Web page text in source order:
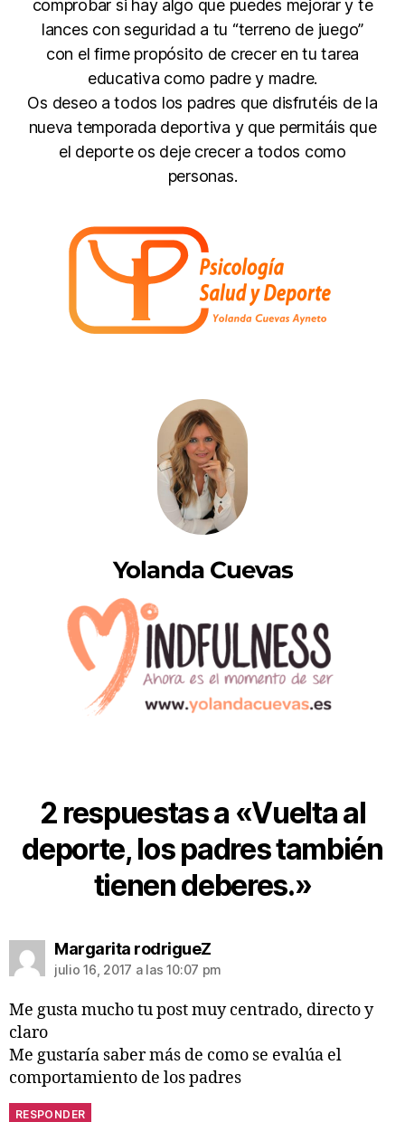
comprobar si hay algo que puedes mejorar y te
lances con seguridad a tu “terreno de juego”
con el firme propósito de crecer en tu tarea
educativa como padre y madre.
Os deseo a todos los padres que disfrutéis de la
nueva temporada deportiva y que permitáis que
el deporte os deje crecer a todos como
personas.
Yolanda Cuevas
2 respuestas a «Vuelta al
deporte, los padres también
tienen deberes.»
Margarita rodrigueZ
julio 16, 2017 a las 10:07 pm
Me gusta mucho tu post muy centrado, directo y
claro
Me gustaría saber más de como se evalúa el
comportamiento de los padres
RESPONDER